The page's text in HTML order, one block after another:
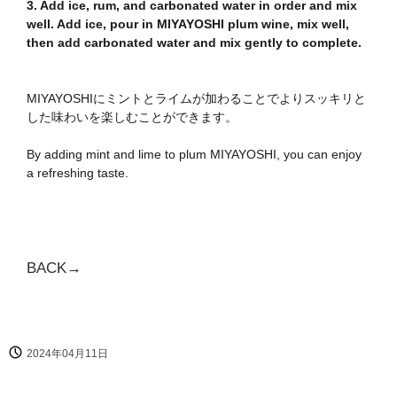
3. Add ice, rum, and carbonated water in order and mix
well. Add ice, pour in MIYAYOSHI plum wine, mix well,
then add carbonated water and mix gently to complete.
MIYAYOSHIにミントとライムが加わることでよりスッキリと
した味わいを楽しむことができます。
By adding mint and lime to plum MIYAYOSHI, you can enjoy
a refreshing taste.
BACK→
2024年04月11日